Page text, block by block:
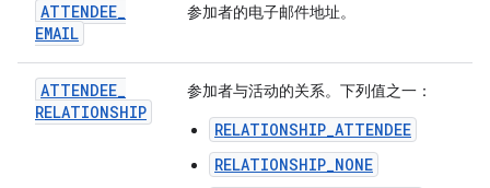
ATTENDEE_
EMAIL
参加者的电子邮件地址。
ATTENDEE_
RELATIONSHIP
参加者与活动的关系。下列值之一：
RELATIONSHIP_ATTENDEE
RELATIONSHIP_NONE